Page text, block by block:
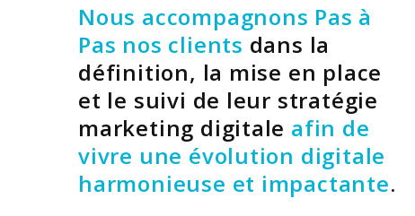
Nous accompagnons Pas à
Pas nos clients dans la
définition, la mise en place
et le suivi de leur stratégie
marketing digitale afin de
vivre une évolution digitale
harmonieuse et impactante.